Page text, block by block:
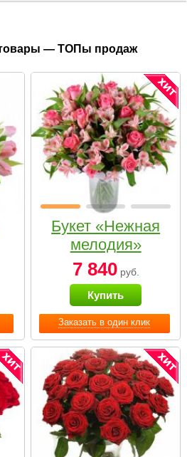
— ТОПы продаж
Заказать в один клик
Букет «Нежная
мелодия»
7 840руб.
Купить